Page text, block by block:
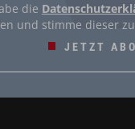
JETZT
die
und stimme dieser